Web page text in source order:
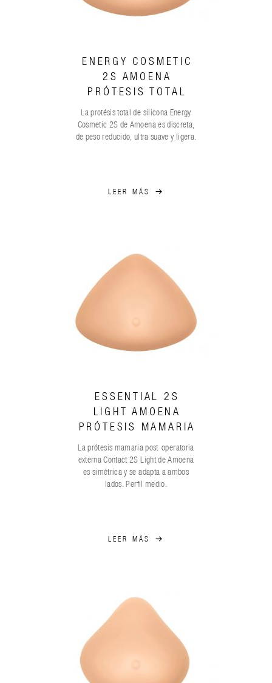
LEER MÁS
ENERGY COSMETIC
2S AMOENA
PRÓTESIS TOTAL
La protésis total de silicona Energy
Cosmetic 2S de Amoena es discreta,
de peso reducido, ultra suave y ligera.
LEER MÁS
ESSENTIAL 2S
LIGHT AMOENA
PRÓTESIS MAMARIA
La prótesis mamaria post-operatoria
externa Contact 2S Light de Amoena
es simétrica y se adapta a ambos
lados. Perfil medio.